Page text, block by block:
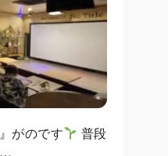
がのです
普段
…